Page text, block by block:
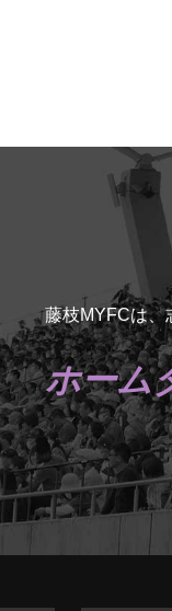
藤枝MYFCは、
ホーム